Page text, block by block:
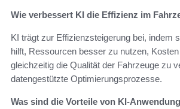
Wie verbessert KI die Effizienz im
KI trägt zur Effizienzsteigerung bei, indem
hilft, Ressourcen besser zu nutzen,
gleichzeitig die Qualität der Fahrzeuge zu
datengestützte Optimierungsprozesse.
Was sind die Vorteile von KI-